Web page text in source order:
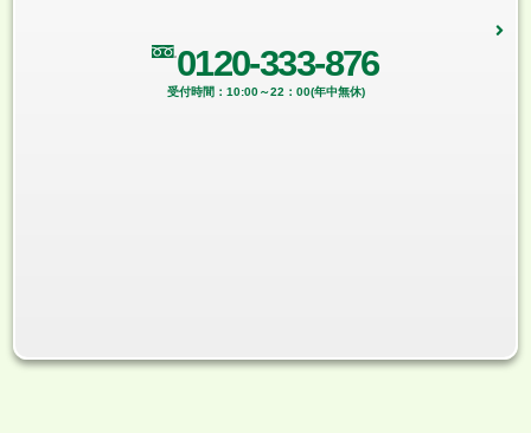
0120-333-876
受付時間：10:00～22：00(年中無休)